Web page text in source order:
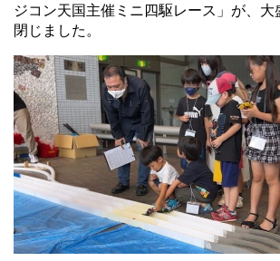
ジコン天国主催ミニ四駆レース」が、大
閉じました。